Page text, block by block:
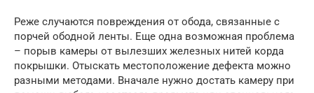
Реже случаются повреждения от обода, связанные с
порчей ободной ленты. Еще одна возможная проблема
– порыв камеры от вылезших железных нитей корда
покрышки. Отыскать местоположение дефекта можно
разными методами. Вначале нужно достать камеру при